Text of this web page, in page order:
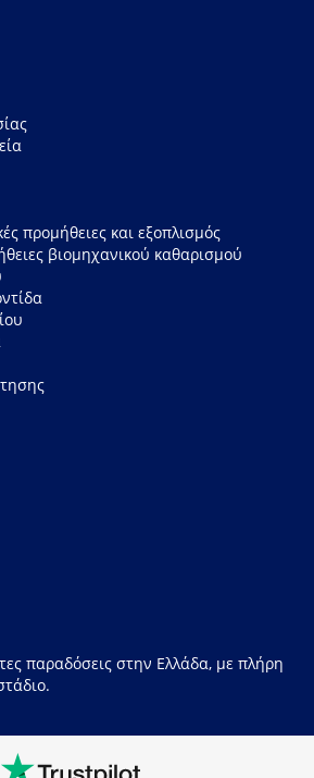
προμήθειες και εξοπλισμός
βιομηχανικού καθαρισμού
παραδόσεις στην Ελλάδα, με πλήρη